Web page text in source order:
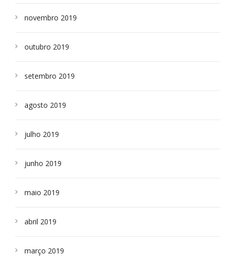
novembro 2019
outubro 2019
setembro 2019
agosto 2019
julho 2019
junho 2019
maio 2019
abril 2019
março 2019